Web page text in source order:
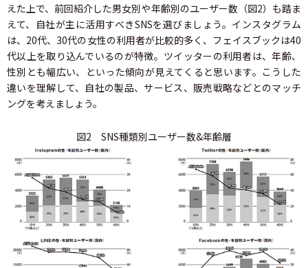
えた上で、前回紹介した男女別や年齢別のユーザー数（図2）も踏ま
えて、自社が主に活用すべきSNSを選びましょう。インスタグラム
は、20代、30代の女性の利用者が比較的多く、フェイスブックは40
代以上を取り込んでいるのが特徴。ツイッターの利用者は、年齢、
性別とも幅広い、といった傾向が見えてくると思います。こうした
違いを理解して、自社の製品、サービス、販売戦略などとのマッチ
ングを考えましょう。
図2 SNS種類別ユーザー数&年齢層